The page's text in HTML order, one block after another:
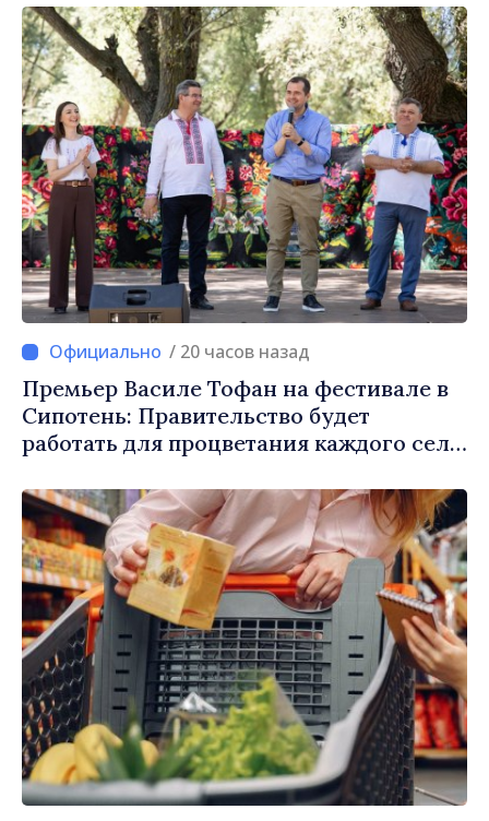
/ 20 часов назад
Премьер Василе Тофан на фестивале в
Сипотень: Правительство будет
работать для процветания каждого села,